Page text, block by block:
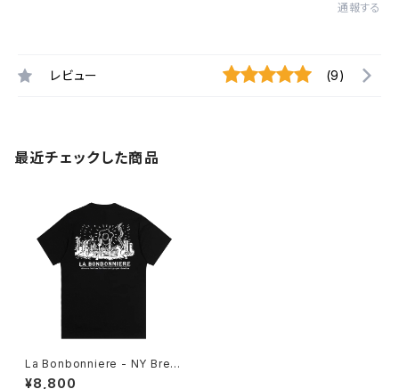
通報する
レビュー (9)
最近チェックした商品
La Bonbonniere - NY Brea
kfast Tee
¥8,800